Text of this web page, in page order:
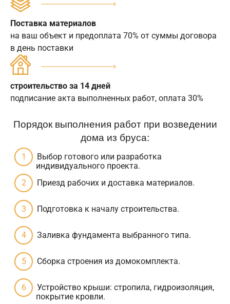
Поставка материалов
на ваш объект и предоплата 70% от суммы договора
в день поставки
строительство за 14 дней
подписание акта выполненных работ, оплата 30%
Порядок выполнения работ при возведении
дома из бруса:
Выбор готового или разработка
индивидуального проекта.
Приезд рабочих и доставка материалов.
Подготовка к началу строительства.
Заливка фундамента выбранного типа.
Сборка строения из домокомплекта.
Устройство крыши: стропила, гидроизоляция,
покрытие кровли.